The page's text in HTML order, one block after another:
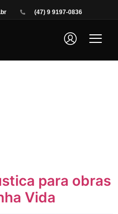
(47) 9 9197-0836
para obras
Vida